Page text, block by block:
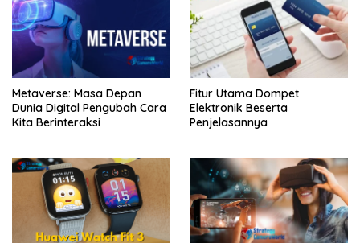
Metaverse: Masa Depan
Dunia Digital Pengubah Cara
Kita Berinteraksi
Fitur Utama Dompet
Elektronik Beserta
Penjelasannya